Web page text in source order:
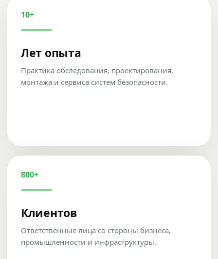
10+
Лет опыта
Практика обследования, проектирования,
монтажа и сервиса систем безопасности.
800+
Клиентов
Ответственные лица со стороны бизнеса,
промышленности и инфраструктуры.